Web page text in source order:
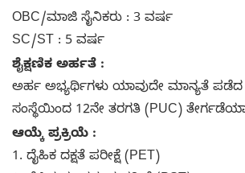
OBC/ಮಾಜಿ ಸೈನಿಕರು : 3 ವರ್ಷ
SC/ST : 5 ವರ್ಷ
ಶೈಕ್ಷಣಿಕ ಅರ್ಹತೆ :
ಅರ್ಹ ಅಭ್ಯರ್ಥಿಗಳು ಯಾವುದೇ ಮಾನ್ಯತೆ
ಸಂಸ್ಥೆಯಿಂದ 12ನೇ ತರಗತಿ (PUC)
ಆಯ್ಕೆ ಪ್ರಕ್ರಿಯೆ :
1. ದೈಹಿಕ ದಕ್ಷತೆ ಪರೀಕ್ಷೆ (PET)